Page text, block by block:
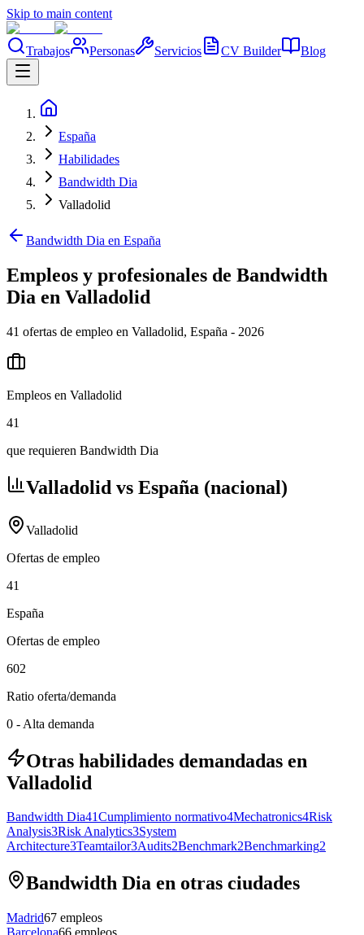
Skip to main content
Trabajos Personas Servicios CV Builder Blog
España
Habilidades
Bandwidth Dia
Valladolid
Bandwidth Dia en España
Empleos y profesionales de Bandwidth
Dia en Valladolid
41 ofertas de empleo en Valladolid, España - 2026
Empleos en Valladolid
41
que requieren Bandwidth Dia
Valladolid vs España (nacional)
Valladolid
Ofertas de empleo
41
España
Ofertas de empleo
602
Ratio oferta/demanda
0 - Alta demanda
Otras habilidades demandadas en
Valladolid
Bandwidth Dia41Cumplimiento normativo4Mechatronics4Risk
Analysis3Risk Analytics3System
Architecture3Teamtailor3Audits2Benchmark2Benchmarking2
Bandwidth Dia en otras ciudades
Madrid67 empleos